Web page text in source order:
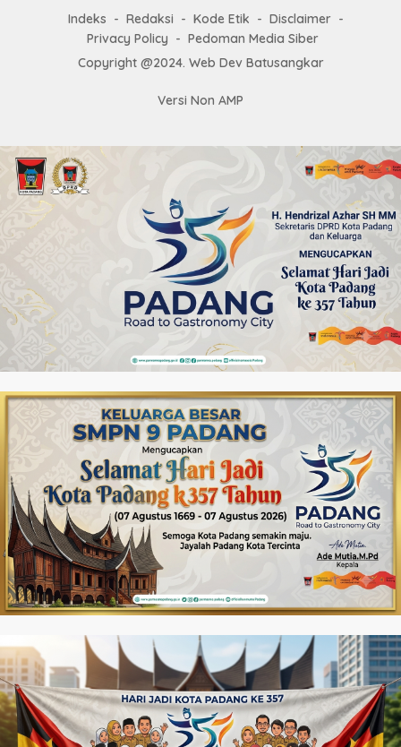
Indeks Redaksi Kode Etik
Disclaimer
Privacy Policy
Pedoman Media Siber
Copyright @2024. Web Dev Batusangkar
Versi Non AMP